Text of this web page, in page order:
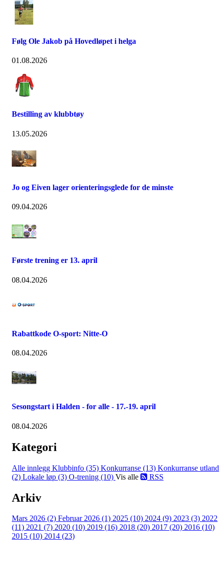
Følg Ole Jakob på Hovedløpet i helga
01.08.2026
Bestilling av klubbtøy
13.05.2026
Jo og Eiven lager orienteringsglede for de minste
09.04.2026
Første trening er 13. april
08.04.2026
Rabattkode O-sport: Nitte-O
08.04.2026
Sesongstart i Halden - for alle - 17.-19. april
08.04.2026
Kategori
Alle innlegg Klubbinfo (35) Konkurranse (13) Konkurranse utland
(2) Lokale løp (3) O-trening (10) Vis alle RSS
Arkiv
Mars 2026 (2) Februar 2026 (1) 2025 (10) 2024 (9) 2023 (3) 2022
(11) 2021 (7) 2020 (10) 2019 (16) 2018 (20) 2017 (20) 2016 (10)
2015 (10) 2014 (23)